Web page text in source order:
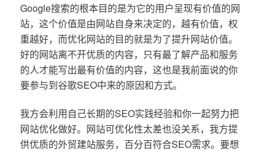
Google搜索的根本目的是为它的用户呈现有价值的网
站，这个价值是由网站自身来决定的，越有价值，权
重越好，而优化网站的目的就是为了提升网站价值。
好的网站离不开优质的内容，只有最了解产品和服务
的人才能写出最有价值的内容，这也是我前面说的你
要参与到谷歌SEO中来的原因和方式。
我方会利用自己长期的SEO实践经验和你一起努力把
网站优化做好。网站可优化性太差也没关系，我方提
供优质的外贸建站服务，百分百符合SEO需求。要想